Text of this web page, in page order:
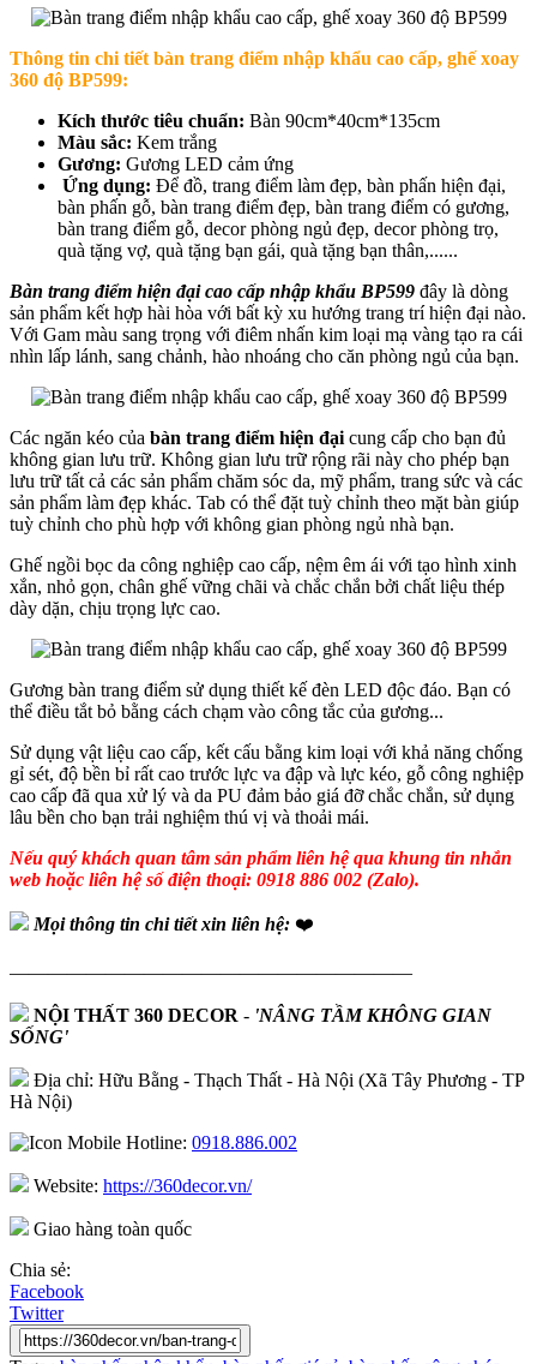
Thông tin chi tiết bàn trang điểm nhập khẩu cao cấp, ghế xoay
360 độ BP599:
Kích thước tiêu chuẩn: Bàn 90cm*40cm*135cm
Màu sắc: Kem trắng
Gương: Gương LED cảm ứng
Ứng dụng: Để đồ, trang điểm làm đẹp, bàn phấn hiện đại,
bàn phấn gỗ, bàn trang điểm đẹp, bàn trang điểm có gương,
bàn trang điểm gỗ, decor phòng ngủ đẹp, decor phòng trọ,
quà tặng vợ, quà tặng bạn gái, quà tặng bạn thân,......
Bàn trang điểm hiện đại cao cấp nhập khẩu BP599 đây là dòng
sản phẩm kết hợp hài hòa với bất kỳ xu hướng trang trí hiện đại nào.
Với Gam màu sang trọng với điêm nhấn kim loại mạ vàng tạo ra cái
nhìn lấp lánh, sang chảnh, hào nhoáng cho căn phòng ngủ của bạn.
Các ngăn kéo của bàn trang điểm hiện đại cung cấp cho bạn đủ
không gian lưu trữ. Không gian lưu trữ rộng rãi này cho phép bạn
lưu trữ tất cả các sản phẩm chăm sóc da, mỹ phẩm, trang sức và các
sản phẩm làm đẹp khác. Tab có thể đặt tuỳ chỉnh theo mặt bàn giúp
tuỳ chỉnh cho phù hợp với không gian phòng ngủ nhà bạn.
Ghế ngồi bọc da công nghiệp cao cấp, nệm êm ái với tạo hình xinh
xắn, nhỏ gọn, chân ghế vững chãi và chắc chắn bởi chất liệu thép
dày dặn, chịu trọng lực cao.
Gương bàn trang điểm sử dụng thiết kế đèn LED độc đáo. Bạn có
thể điều tắt bỏ bằng cách chạm vào công tắc của gương...
Sử dụng vật liệu cao cấp, kết cấu bằng kim loại với khả năng chống
gỉ sét, độ bền bỉ rất cao trước lực va đập và lực kéo, gỗ công nghiệp
cao cấp đã qua xử lý và da PU đảm bảo giá đỡ chắc chắn, sử dụng
lâu bền cho bạn trải nghiệm thú vị và thoải mái.
Nếu quý khách quan tâm sản phẩm liên hệ qua khung tin nhắn
web hoặc liên hệ số điện thoại: 0918 886 002 (Zalo).
Mọi thông tin chi tiết xin liên hệ: ❤️
—————————————————————
NỘI THẤT 360 DECOR - 'NÂNG TẦM KHÔNG GIAN
SỐNG'
Địa chỉ: Hữu Bằng - Thạch Thất - Hà Nội (Xã Tây Phương - TP
Hà Nội)
Hotline: 0918.886.002
Website: https://360decor.vn/
Giao hàng toàn quốc
Chia sẻ:
Facebook
Twitter